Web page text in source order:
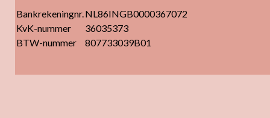
Bankrekeningnr.NL86INGB0000367072
KvK-nummer
36035373
BTW-nummer
807733039B01